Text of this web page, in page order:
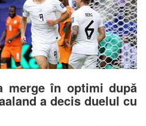
merge în optimi după
a decis duelul cu